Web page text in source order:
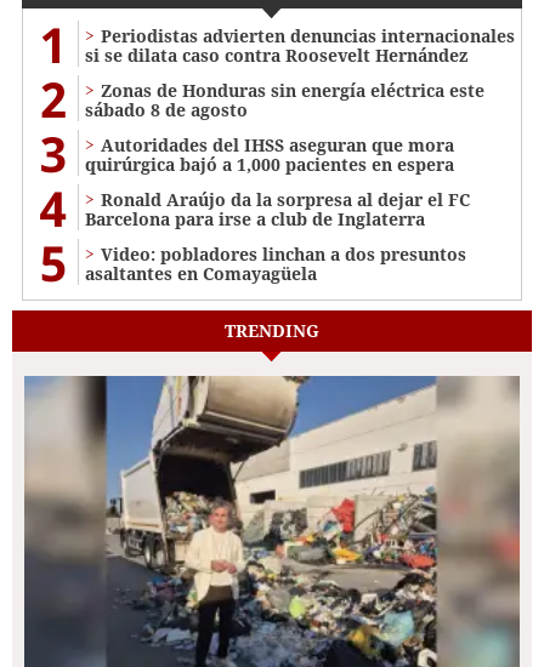
1
Periodistas advierten denuncias internacionales
si se dilata caso contra Roosevelt Hernández
2
Zonas de Honduras sin energía eléctrica este
sábado 8 de agosto
3
Autoridades del IHSS aseguran que mora
quirúrgica bajó a 1,000 pacientes en espera
4
Ronald Araújo da la sorpresa al dejar el FC
Barcelona para irse a club de Inglaterra
5
Video: pobladores linchan a dos presuntos
asaltantes en Comayagüela
TRENDING